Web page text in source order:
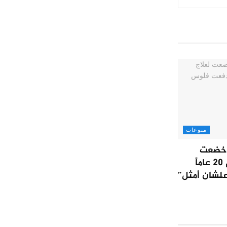
منوعات
خضعت
لعلاج نفسي دام 20 عاماً
أمثل”